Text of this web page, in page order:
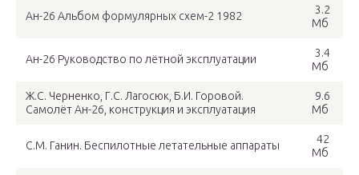
Ан-26 Альбом формулярных схем-2 1982
3.2
Мб
Ан-26 Руководство по лётной эксплуатации
3.4
Мб
Ж.С. Черненко, Г.С. Лагосюк, Б.И. Горовой.
Самолёт Ан-26, конструкция и эксплуатация
9.6
Мб
С.М. Ганин. Беспилотные летательные аппараты
42
Мб